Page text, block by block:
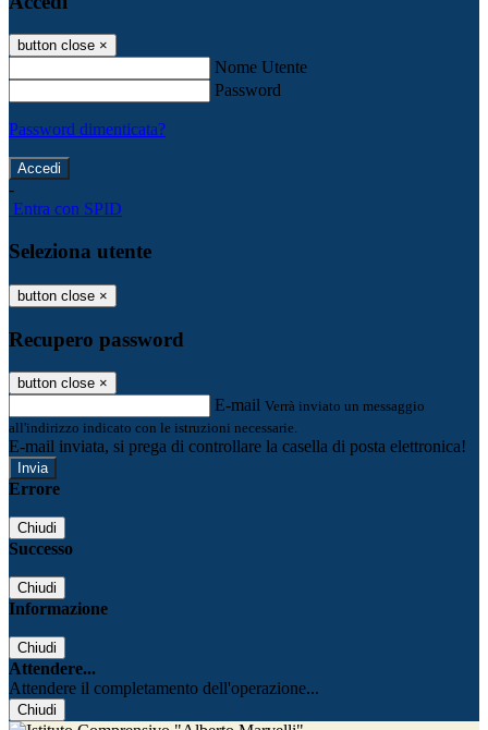
button close ×
Nome Utente
Password
Password dimenticata?
-
Entra con SPID
Seleziona utente
button close ×
Recupero password
button close ×
E-mail Verrà inviato un messaggio
all'indirizzo indicato con le istruzioni necessarie.
E-mail inviata, si prega di controllare la casella di posta elettronica!
Errore
Chiudi
Successo
Chiudi
Informazione
Chiudi
Attendere...
Attendere il completamento dell'operazione...
Chiudi